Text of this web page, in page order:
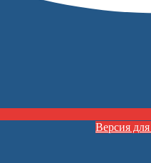
Версия